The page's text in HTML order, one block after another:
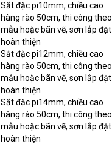
Sắt đặc pi10mm, chiều cao
hàng rào 50cm, thi công theo
mẫu hoặc bãn vẽ, sơn lắp đặt
hoàn thiện
Sắt đặc pi12mm, chiều cao
hàng rào 50cm, thi công theo
mẫu hoặc bãn vẽ, sơn lắp đặt
hoàn thiện
Sắt đặc pi14mm, chiều cao
hàng rào 50cm, thi công theo
mẫu hoặc bãn vẽ, sơn lắp đặt
hoàn thiện